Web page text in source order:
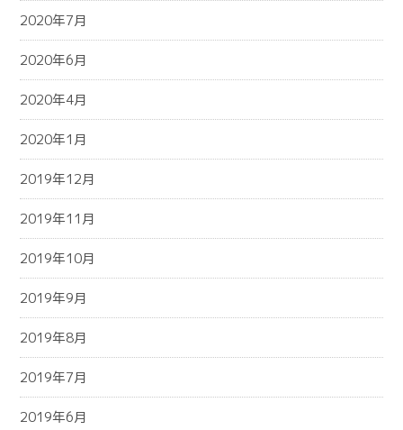
2020年7月
2020年6月
2020年4月
2020年1月
2019年12月
2019年11月
2019年10月
2019年9月
2019年8月
2019年7月
2019年6月